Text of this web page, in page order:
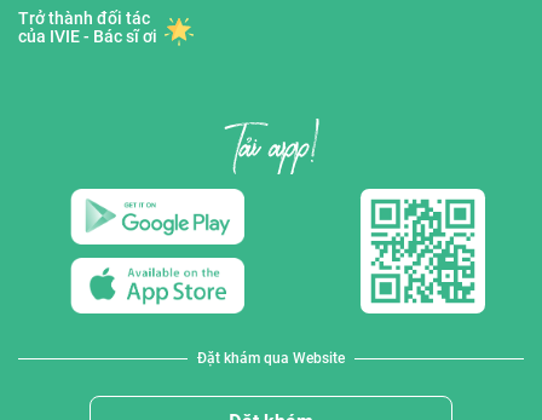
Trở thành đối tác
của IVIE - Bác sĩ ơi
Đặt khám qua Website